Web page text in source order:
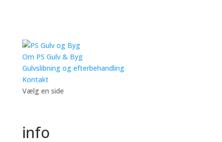
Om PS Gulv & Byg
Gulvslibning og efterbehandling
Kontakt
Vælg en side
info